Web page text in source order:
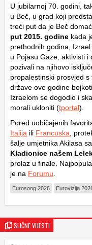
U jubilarnoj 70. godini,
u Beč, u grad koji
treći put da je Beč
put 2015. godine kada
prethodnih godina,
u Pojasu Gaze, aktivisti i
pozivali na njihovo
propalestinski prosvjed
države ove godine
Izraelom se dogodio i
morali ukloniti (tportal).
Pored uobičajenih
Italija ili Francuska ,
šalje umjetnika Akilasa
Kladionice našem
prolaz u finale.
je na Forumu
Eurosong 2026 Eurovizija
SLIČNE VIJESTI